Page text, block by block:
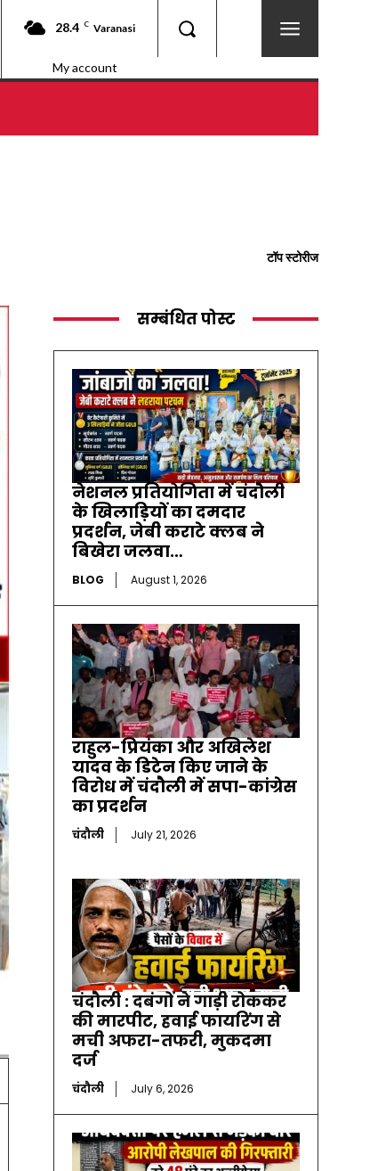
28.4 C Varanasi
My account
टॉप स्टोरीज
सम्बंधित पोस्ट
नेशनल प्रतियोगिता में चंदौली
के खिलाड़ियों का दमदार
प्रदर्शन, जेबी कराटे क्लब ने
बिखेरा जलवा…
BLOG August 1, 2026
राहुल-प्रियंका और अखिलेश
यादव के डिटेन किए जाने के
विरोध में चंदौली में सपा-कांग्रेस
का प्रदर्शन
चंदौली July 21, 2026
चंदौली : दबंगों ने गाड़ी रोककर
की मारपीट, हवाई फायरिंग से
मची अफरा-तफरी, मुकदमा
दर्ज
चंदौली July 6, 2026